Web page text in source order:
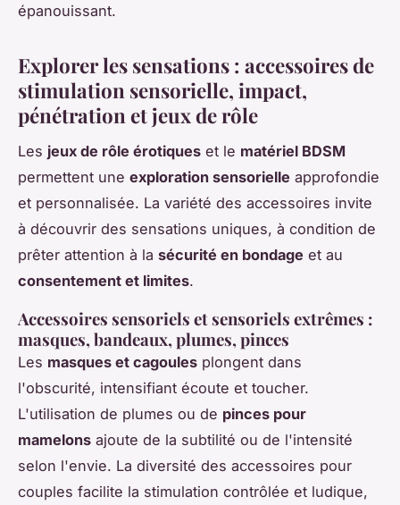
épanouissant.
Explorer les sensations : accessoires de
stimulation sensorielle, impact,
pénétration et jeux de rôle
Les jeux de rôle érotiques et le matériel BDSM
permettent une exploration sensorielle approfondie
et personnalisée. La variété des accessoires invite
à découvrir des sensations uniques, à condition de
prêter attention à la sécurité en bondage et au
consentement et limites.
Accessoires sensoriels et sensoriels extrêmes :
masques, bandeaux, plumes, pinces
Les masques et cagoules plongent dans
l'obscurité, intensifiant écoute et toucher.
L'utilisation de plumes ou de pinces pour
mamelons ajoute de la subtilité ou de l'intensité
selon l'envie. La diversité des accessoires pour
couples facilite la stimulation contrôlée et ludique,